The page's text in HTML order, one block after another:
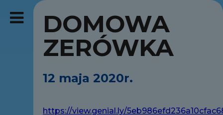
DOMOWA
ZERÓWKA
12 maja 2020r.
https://view.genial.ly/